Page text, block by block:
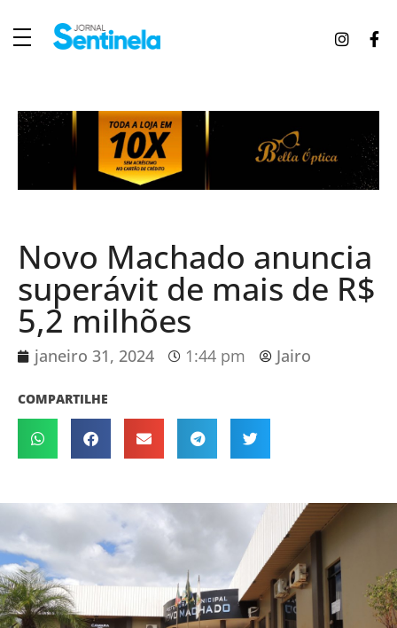
Novo Machado anuncia
superávit de mais de R$
5,2 milhões
janeiro 31, 2024 1:44 pm Jairo
COMPARTILHE